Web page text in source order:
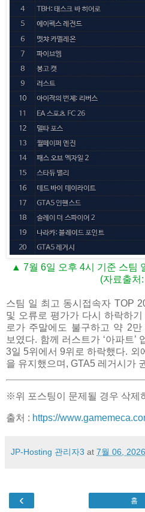
▲ 7월 6일 오후 4시 기준 스팀
(자료출처
스팀 일 최고 동시접속자 TOP
및 오류로 평가가 다시 하락하
로가 주말에도 불구하고 약 2
보였다. 함께 러스트가 ‘아파트’
3일 5위에서 9위로 하락했다. 외
을 유지했으며, GTA5 레거시가
※위 포스팅이 문제될 경우 삭제
출처 : https://
JP-Hosting 관리자3 at 7월 06, 2026
‹ 홈